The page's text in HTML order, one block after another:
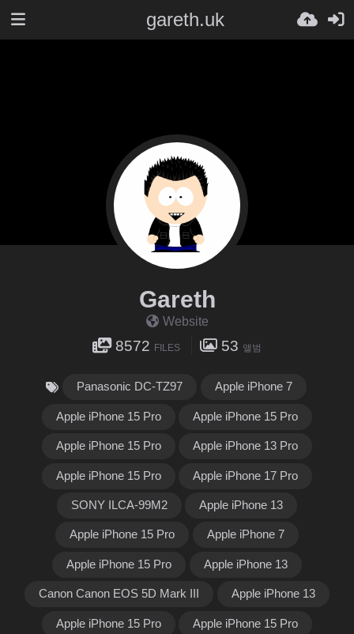
gareth.uk
Gareth
Website
8572 FILES 53 앨범
Panasonic DC-TZ97 Apple iPhone 7
Apple iPhone 15 Pro Apple iPhone 15 Pro
Apple iPhone 15 Pro Apple iPhone 13 Pro
Apple iPhone 15 Pro Apple iPhone 17 Pro
SONY ILCA-99M2 Apple iPhone 13
Apple iPhone 15 Pro Apple iPhone 7
Apple iPhone 15 Pro Apple iPhone 13
Canon Canon EOS 5D Mark III Apple iPhone 13
Apple iPhone 15 Pro Apple iPhone 15 Pro